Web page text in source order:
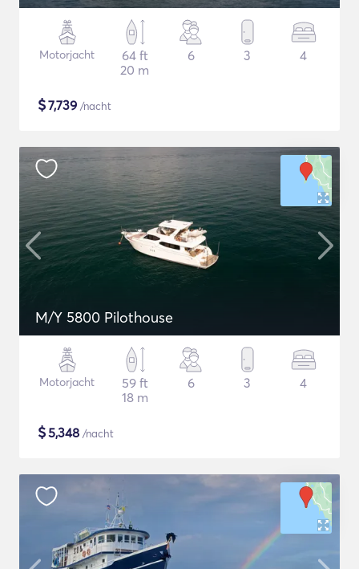
Motorjacht
64 ft
20 m
6 3 4
$7,739 /nacht
M/Y 5800 Pilothouse
Motorjacht
59 ft
18 m
6 3 4
$5,348 /nacht